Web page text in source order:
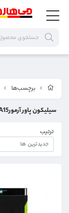
برچسب‌ها
سیلیکون پاور آرمورA15
ترتیب